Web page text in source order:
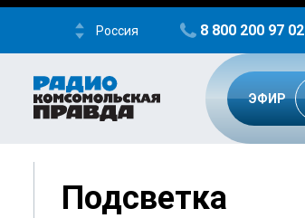
Россия 8 800 200 97 02
ЭФИР
Подсветка